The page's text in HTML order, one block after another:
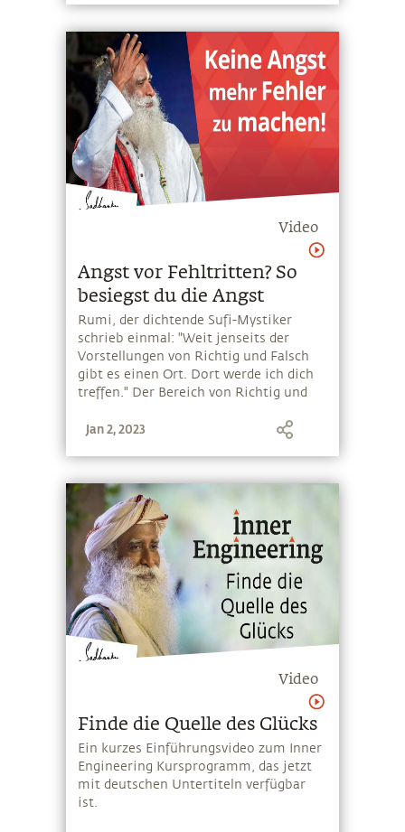
Leben zufrieden sein. Sadhguru erzählt
eine Geschichte über einen orthodoxen
Bischof, der einen indischen Yogi
aufsucht, und erklärt, dass das Leben
im Wesentlichen unser Tun ist.
Video
Angst vor Fehltritten? So
besiegst du die Angst
Rumi, der dichtende Sufi-Mystiker
schrieb einmal: "Weit jenseits der
Vorstellungen von Richtig und Falsch
gibt es einen Ort. Dort werde ich dich
treffen." Der Bereich von Richtig und
um die Angelegenheiten in der Welt zu
beherrschen willst, wirst du niemals
dorthin gelangen.
Jan 2, 2023
Video
Finde die Quelle des Glücks
Ein kurzes Einführungsvideo zum Inner
Engineering Kursprogramm, das jetzt
mit deutschen Untertiteln verfügbar
ist.